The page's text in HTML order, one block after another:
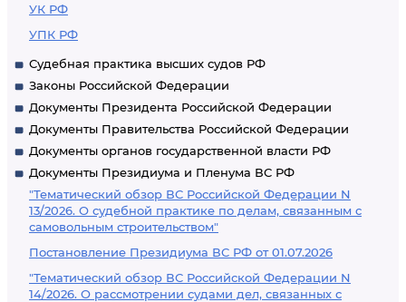
УК РФ
УПК РФ
Судебная практика высших судов РФ
Законы Российской Федерации
Документы Президента Российской Федерации
Документы Правительства Российской Федерации
Документы органов государственной власти РФ
Документы Президиума и Пленума ВС РФ
"Тематический обзор ВС Российской Федерации N
13/2026. О судебной практике по делам, связанным с
самовольным строительством"
Постановление Президиума ВС РФ от 01.07.2026
"Тематический обзор ВС Российской Федерации N
14/2026. О рассмотрении судами дел, связанных с